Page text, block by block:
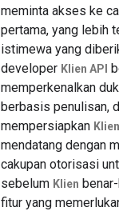
meminta akses ke
pertama, yang lebih
istimewa yang
developer Klien API
memperkenalkan
berbasis penulisan,
mempersiapkan
mendatang dengan
cakupan otorisasi
sebelum Klien
fitur yang